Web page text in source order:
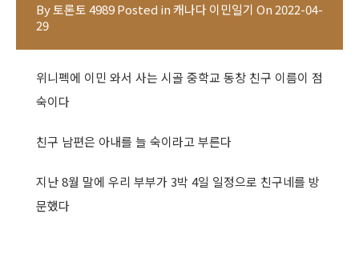
By토론토 4989Posted in캐나다 이민일기 On2022-04-
29
위니펙에 이민 와서 사는 시골 중학교 동창 친구 이름이 점
숙이다
친구 남편은 아내를 늘 숙이라고 부른다
지난 8월 말에 우리 부부가 3박 4일 일정으로 친구네를 방
문했다